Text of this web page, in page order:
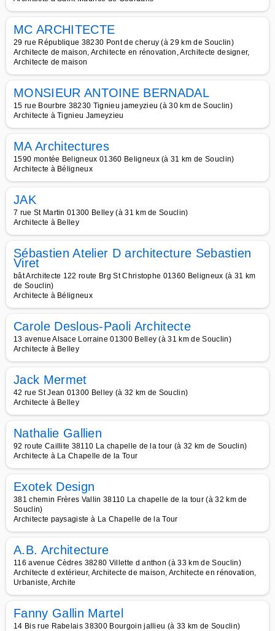
MC ARCHITECTE
29 rue République 38230 Pont de cheruy (à 29 km de Souclin)
Architecte de maison, Architecte en rénovation, Architecte designer,
Architecte de maison
MONSIEUR ANTOINE BERNADAL
15 rue Bourbre 38230 Tignieu jameyzieu (à 30 km de Souclin)
Architecte à Tignieu Jameyzieu
MA Architectures
1590 montée Beligneux 01360 Beligneux (à 31 km de Souclin)
Architecte à Béligneux
JAK
7 rue St Martin 01300 Belley (à 31 km de Souclin)
Architecte à Belley
Sébastien Atelier D architecture Sebastien
Viret
bât Architecte 122 route Brg St Christophe 01360 Beligneux (à 31 km
de Souclin)
Architecte à Béligneux
Carole Deslous-Paoli Architecte
13 avenue Alsace Lorraine 01300 Belley (à 31 km de Souclin)
Architecte à Belley
Jack Mermet
42 rue St Jean 01300 Belley (à 32 km de Souclin)
Architecte à Belley
Nathalie Gallien
92 route Caillite 38110 La chapelle de la tour (à 32 km de Souclin)
Architecte à La Chapelle de la Tour
Exotek Design
381 chemin Frères Vallin 38110 La chapelle de la tour (à 32 km de
Souclin)
Architecte paysagiste à La Chapelle de la Tour
A.B. Architecture
116 avenue Cèdres 38280 Villette d anthon (à 33 km de Souclin)
Architecte d extérieur, Architecte de maison, Architecte en rénovation,
Urbaniste, Archite
Fanny Gallin Martel
14 Bis rue Rabelais 38300 Bourgoin jallieu (à 33 km de Souclin)